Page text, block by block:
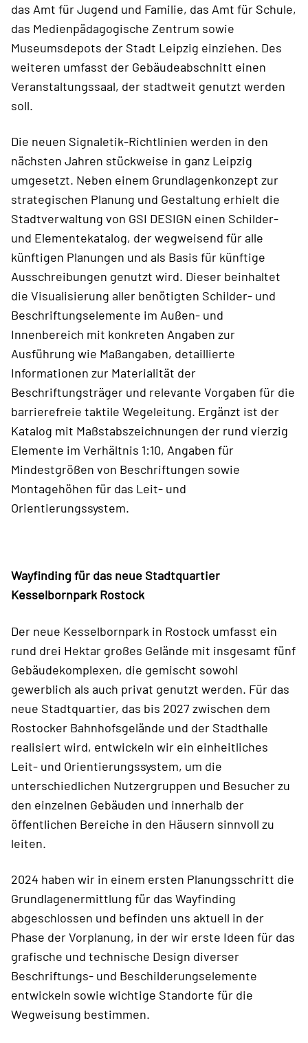
das Amt für Jugend und Familie, das Amt für Schule,
das Medienpädagogische Zentrum sowie
Museumsdepots der Stadt Leipzig einziehen. Des
weiteren umfasst der Gebäudeabschnitt einen
Veranstaltungssaal, der stadtweit genutzt werden
soll.
Die neuen Signaletik-Richtlinien werden in den
nächsten Jahren stückweise in ganz Leipzig
umgesetzt. Neben einem Grundlagenkonzept zur
strategischen Planung und Gestaltung erhielt die
Stadtverwaltung von GSI DESIGN einen Schilder-
und Elementekatalog, der wegweisend für alle
künftigen Planungen und als Basis für künftige
Ausschreibungen genutzt wird. Dieser beinhaltet
die Visualisierung aller benötigten Schilder- und
Beschriftungselemente im Außen- und
Innenbereich mit konkreten Angaben zur
Ausführung wie Maßangaben, detaillierte
Informationen zur Materialität der
Beschriftungsträger und relevante Vorgaben für die
barrierefreie taktile Wegeleitung. Ergänzt ist der
Katalog mit Maßstabszeichnungen der rund vierzig
Elemente im Verhältnis 1:10, Angaben für
Mindestgrößen von Beschriftungen sowie
Montagehöhen für das Leit- und
Orientierungssystem.
Wayfinding für das neue Stadtquartier
Kesselbornpark Rostock
Der neue Kesselbornpark in Rostock umfasst ein
rund drei Hektar großes Gelände mit insgesamt fünf
Gebäudekomplexen, die gemischt sowohl
gewerblich als auch privat genutzt werden. Für das
neue Stadtquartier, das bis 2027 zwischen dem
Rostocker Bahnhofsgelände und der Stadthalle
realisiert wird, entwickeln wir ein einheitliches
Leit- und Orientierungssystem, um die
unterschiedlichen Nutzergruppen und Besucher zu
den einzelnen Gebäuden und innerhalb der
öffentlichen Bereiche in den Häusern sinnvoll zu
leiten.
2024 haben wir in einem ersten Planungsschritt die
Grundlagenermittlung für das Wayfinding
abgeschlossen und befinden uns aktuell in der
Phase der Vorplanung, in der wir erste Ideen für das
grafische und technische Design diverser
Beschriftungs- und Beschilderungselemente
entwickeln sowie wichtige Standorte für die
Wegweisung bestimmen.